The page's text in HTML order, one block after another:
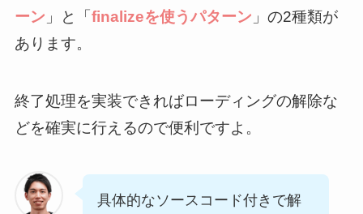
ーン 」と「 finalizeを使うパターン 」の2種類が
あります。
終了処理を実装できればローディングの解除な
どを確実に行えるので便利ですよ。
具体的なソースコード付きで解